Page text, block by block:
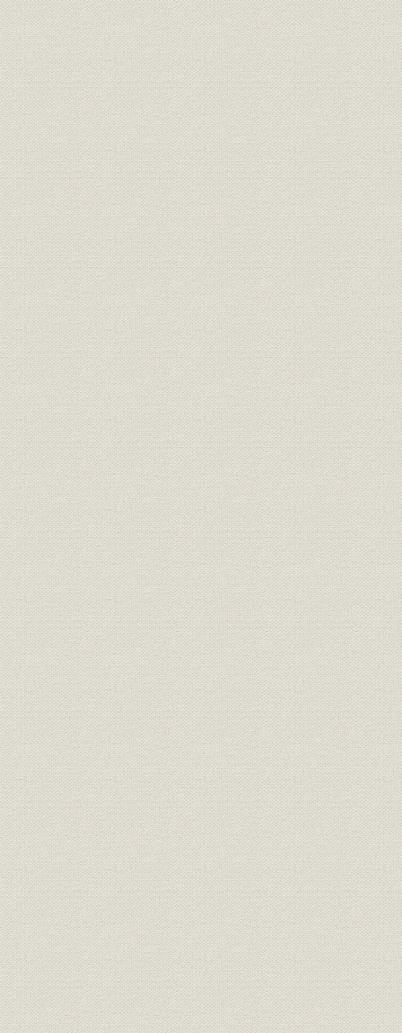
二 金利の自由化
三 銀行法の改正
銀行法改正の背景
金融制度調査会の答申と信託銀行の役割
銀行法の改正
四 郵貯問題
五 銀行・証券間の垣根の低下
国債発行の多様化と証券の預金類似業務への進出
銀行の証券業務への進出
証券の国債担保金融への進出
証券のCD流通市場への参加など
六 他業態の年金市場参入の動きと外国銀行の信託銀行設立の
七 外国為替管理の自由化
外為法の改正
実需原則の廃止
円転換規制の廃止
第三節 円・ドル委員会により加速された円の国際化
一 アメリカからの自由化の要求とわが国の対応
二 円の国際化と金融システムへのインパクト
第二章 多様化するニーズをめぐる業務の多面的展開
第一節 二つの“コクサイ化”時代における業務展開の特色
一 主要機能面からみた業務の変化
二 主な顧客対象別の取引形態の変貌と対応
第二節 個人取引基盤の拡充と深化
一 順調に伸びる資金吸収部門
新商品「ビッグ」でブーム化した貸付信託
競争下で伸びる財形信託と財形年金信託
多様なニーズに対応する新型商品群